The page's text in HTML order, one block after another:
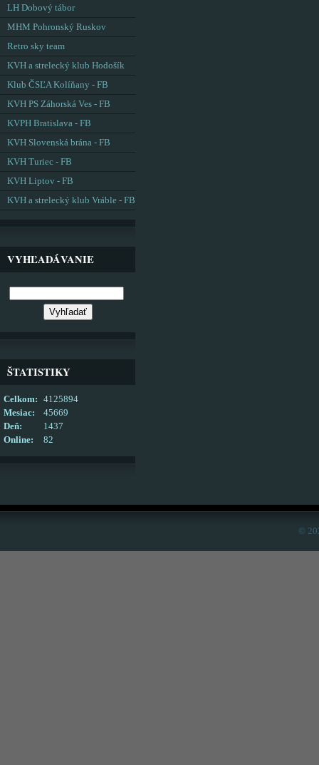
LH Dobový tábor
MHM Pohronský Ruskov
Retro sky team
KVH a strelecký klub Hodošík
Klub ČSĽA Kolíňany - FB
KVH PS Záhorská Ves - FB
KVPH Bratislava - FB
KVH Slovenská brána - FB
KVH Turiec - FB
KVH Liptov - FB
KVH a strelecký klub Vráble - FB
VYHĽADÁVANIE
ŠTATISTIKY
Online: 82
Celkom:
4125894
Mesiac:
45669
Deň:
1437
©